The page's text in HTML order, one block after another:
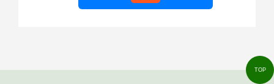
TOP